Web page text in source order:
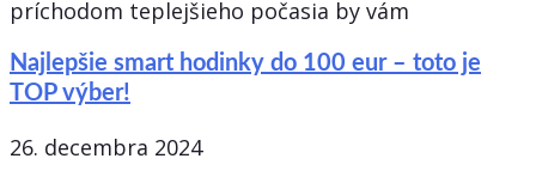
príchodom teplejšieho počasia by vám
Najlepšie smart hodinky do 100 eur – toto je
TOP výber!
26. decembra 2024